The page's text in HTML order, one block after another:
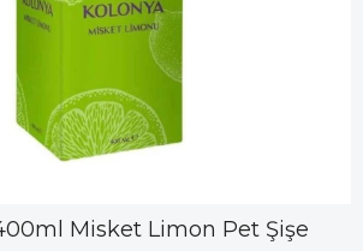
Misket Limon Pet Şişe